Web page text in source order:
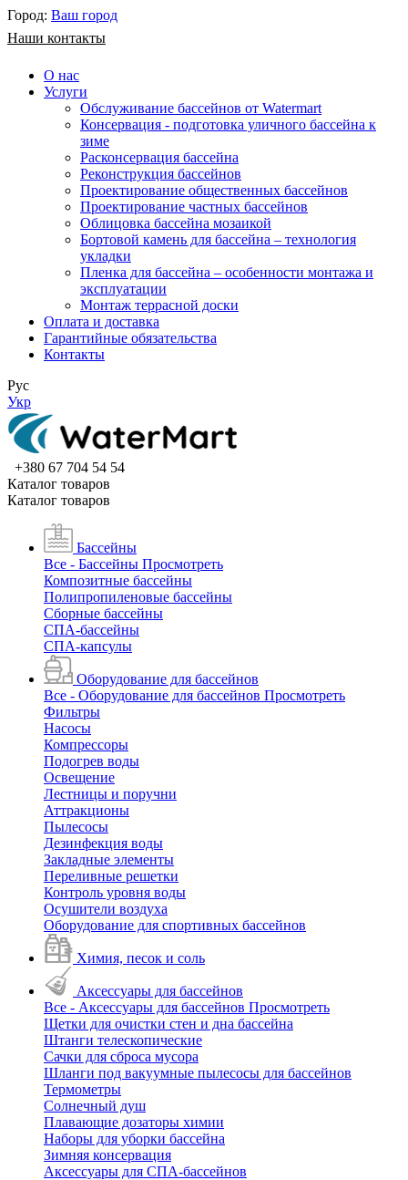
Город: Ваш город
Наши контакты
О нас
Услуги
Обслуживание бассейнов от Watermart
Консервация - подготовка уличного бассейна к
зиме
Расконсервация бассейна
Реконструкция бассейнов
Проектирование общественных бассейнов
Проектирование частных бассейнов
​Облицовка бассейна мозаикой
Бортовой камень для бассейна – технология
укладки
Пленка для бассейна – особенности монтажа и
эксплуатации
Монтаж террасной доски
Оплата и доставка
Гарантийные обязательства
Контакты
Рус
Укр
+380 67 704 54 54
Каталог товаров
Каталог товаров
Бассейны
Все - Бассейны Просмотреть
Композитные бассейны
Полипропиленовые бассейны
Сборные бассейны
СПА-бассейны
СПА-капсулы
Оборудование для бассейнов
Все - Оборудование для бассейнов Просмотреть
Фильтры
Насосы
Компрессоры
Подогрев воды
Освещение
Лестницы и поручни
Аттракционы
Пылесосы
Дезинфекция воды
Закладные элементы
Переливные решетки
Контроль уровня воды
Осушители воздуха
Оборудование для спортивных бассейнов
Химия, песок и соль
Аксессуары для бассейнов
Все - Аксессуары для бассейнов Просмотреть
Щетки для очистки стен и дна бассейна
Штанги телескопические
Сачки для сброса мусора
Шланги под вакуумные пылесосы для бассейнов
Термометры
Солнечный душ
Плавающие дозаторы химии
Наборы для уборки бассейна
Зимняя консервация
Аксессуары для СПА-бассейнов